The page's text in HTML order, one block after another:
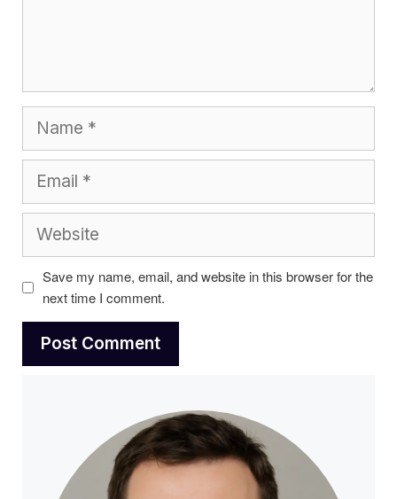
Save my name, email, and website in this browser for the
next time I comment.